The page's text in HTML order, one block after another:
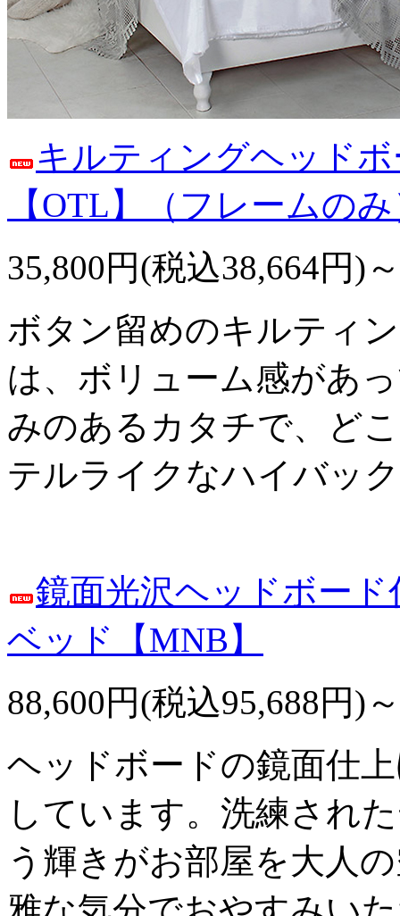
キルティングヘッド
【OTL】（フレームの
35,800円(税込38,664円)～
ボタン留めのキルティ
は、ボリューム感があ
みのあるカタチで、ど
テルライクなハイバッ
鏡面光沢ヘッドボー
ベッド【MNB】
88,600円(税込95,688円)～
ヘッドボードの鏡面仕
しています。洗練され
う輝きがお部屋を大人